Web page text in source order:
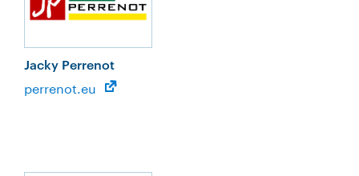
Jacky Perrenot
perrenot.eu